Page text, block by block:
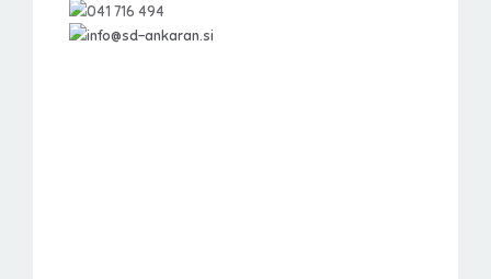
041 716 494
info@sd-ankaran.si